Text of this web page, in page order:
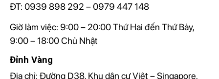
ĐT: 0939 898 292 – 0979 447 148
Giờ làm việc: 9:00 – 20:00 Thứ Hai đến Thứ Bảy,
9:00 – 18:00 Chủ Nhật
Đỉnh Vàng
Địa chỉ: Đường D38, Khu dân cư Việt – Singapore,